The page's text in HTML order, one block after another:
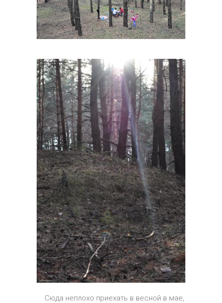
Сюда неплохо приехать в весной в мае,